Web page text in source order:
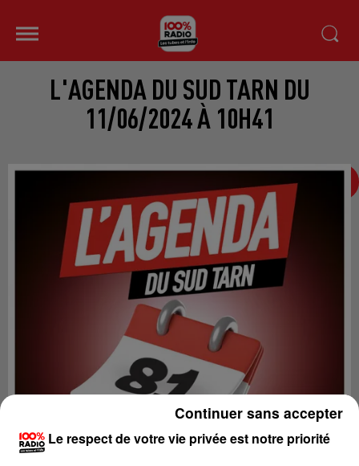
L'AGENDA DU SUD TARN DU
11/06/2024 À 10H41
Le respect de votre vie privée est notre priorité
Continuer sans accepter